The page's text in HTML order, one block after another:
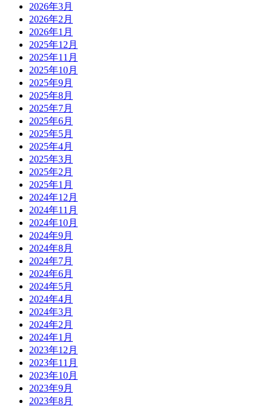
2026年3月
2026年2月
2026年1月
2025年12月
2025年11月
2025年10月
2025年9月
2025年8月
2025年7月
2025年6月
2025年5月
2025年4月
2025年3月
2025年2月
2025年1月
2024年12月
2024年11月
2024年10月
2024年9月
2024年8月
2024年7月
2024年6月
2024年5月
2024年4月
2024年3月
2024年2月
2024年1月
2023年12月
2023年11月
2023年10月
2023年9月
2023年8月